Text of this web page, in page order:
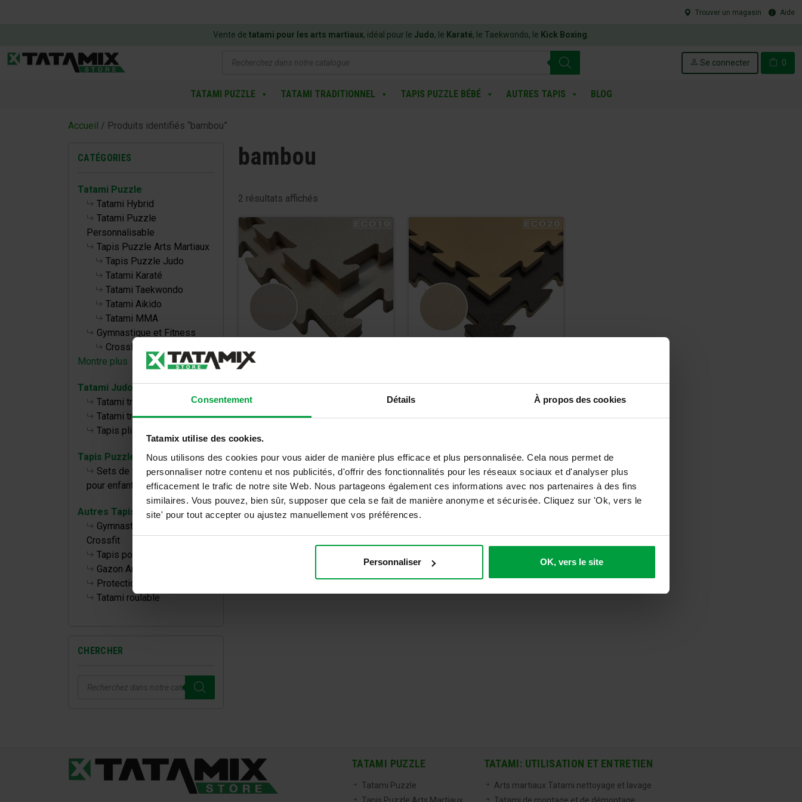
Consentement Détails À propos des cookies
Tatamix utilise des cookies.
Nous utilisons des cookies pour vous aider de manière plus efficace et plus personnalisée. Cela nous permet de
personnaliser notre contenu et nos publicités, d'offrir des fonctionnalités pour les réseaux sociaux et d'analyser plus
efficacement le trafic de notre site Web. Nous partageons également ces informations avec nos partenaires à des fins
similaires. Vous pouvez, bien sûr, supposer que cela se fait de manière anonyme et sécurisée. Cliquez sur 'Ok, vers le
site' pour tout accepter ou ajustez manuellement vos préférences.
Personnaliser OK, vers le site
Trouver un magasin Aide
Vente de tatami pour les arts martiaux, idéal pour le Judo, le Karaté, le Taekwondo, le Kick Boxing
de
Se connecter 0
TATAMI PUZZLE TATAMI TRADITIONNEL TAPIS PUZZLE BÉBÉ AUTRES TAPIS BLOG
Accueil / Produits identifiés “bambou”
CATÉGORIES
Tatami Puzzle
Tatami Hybrid
Tatami Puzzle
Personnalisable
Tapis Puzzle Arts Martiaux
Tapis Puzzle Judo
Tatami Karaté
Tatami Taekwondo
Tatami Aikido
Tatami MMA
Gymnastique et Fitness
CrossFit
Montre plus
Tatami Judo
Tatami traditionnel TL 40 50
Tatami traditionnel TT 40 50
Tapis pliables
Tapis Puzzle bébé
Sets de tapis de puzzle
pour enfants
Autres Tapis
Gymnastique, Fitness et
Crossfit
Tapis pour la maison
Gazon Artificiel
Protections Murales
Tatami roulable
CHERCHER
de
bambou
2 résultats affichés
TATAMI GREEN ECO 1cm
19,00€
22,80
Détails
TATAMI GREEN ECO 2cm
30,00€
Détails
TATAMI PUZZLE
Tatami Puzzle
TATAMI: UTILISATION ET ENTRETIEN
Arts martiaux Tatami nettoyage et lavage